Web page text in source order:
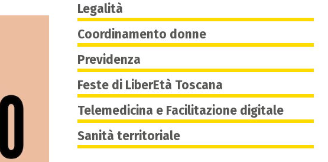
Legalità
Coordinamento donne
Previdenza
Feste di LiberEtà Toscana
Telemedicina e Facilitazione digitale
Sanità territoriale